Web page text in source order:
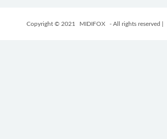
Copyright © 2021 MIDIFOX - All rights reserved